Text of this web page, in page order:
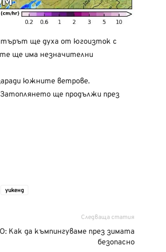
ще духа от югоизток с
ще има незначителни
южните ветрове.
ще продължи през
уикенд
Следваща статия
Как да къмпингуваме през зимата
безопасно